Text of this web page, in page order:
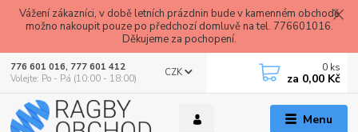
Vážení zákazníci, v době letních prázdnin bude v kamenném obchodě
možno nakoupit pouze po předchozí domluvě na tel. 776601016.
Děkujeme za pochopení.
Menu
CZK
776 601 016, 777 601 412
Volejte: Po - Pá (10:00 - 18:00)
0 ks
za 0,00 Kč